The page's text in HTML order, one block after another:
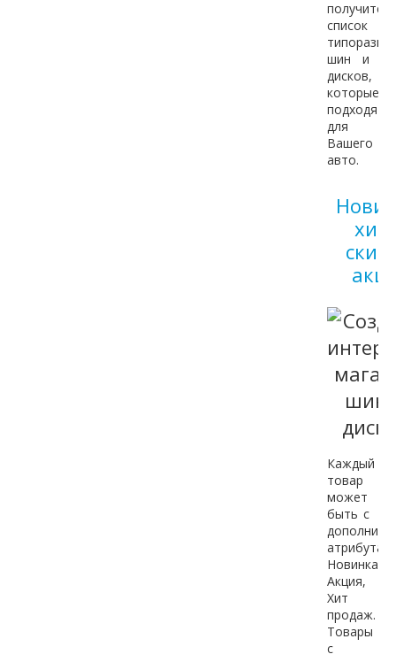
получите
список
шин и
дисков,
которые
подходят
для
Вашего
авто.
Каждый
товар
может
быть с
Новинка,
Акция,
Хит
продаж.
Товары
с